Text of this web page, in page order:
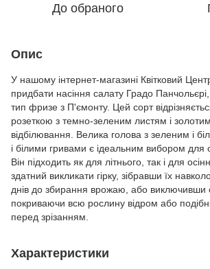
До обраного
Опис
У нашому інтернет-магазині Квітковий
придбати насіння салату Градо
тип фризе з П'ємонту. Цей сорт
розеткою з темно-зеленим листям і
відбілювання. Велика голова з зеленим і
і білими гривами є ідеальним вибором для
Він підходить як для літнього, так і для
здатний викликати гірку, зібравши їх
днів до збирання врожаю, або виключивши
покриваючи всю рослину відром або
перед зрізанням.
Характеристики